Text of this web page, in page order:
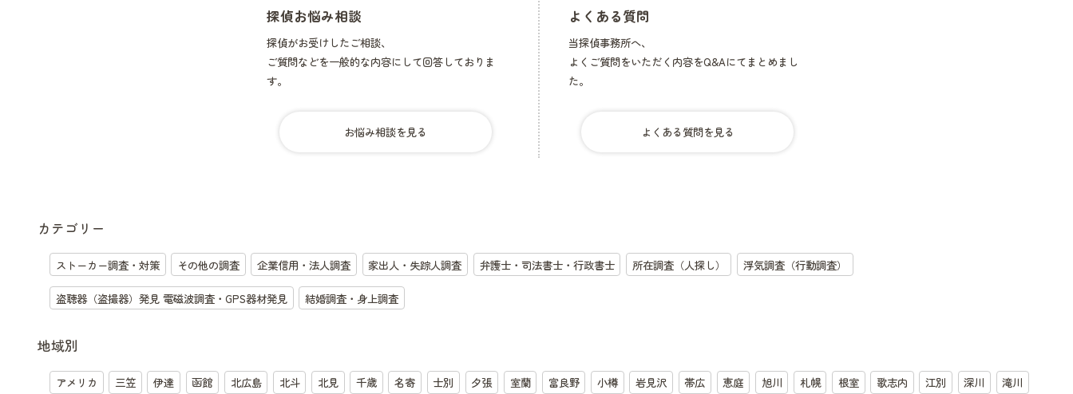
在
探偵お悩み相談
探偵がお受けしたご相談、
ご質問などを一般的な内容にして回答しておりま
す。
お悩み相談を見る
よくある質問
当探偵事務所へ、
よくご質問をいただく内容をQ&Aにてまとめまし
た。
よくある質問を見る
カテゴリー
ストーカー調査・対策 その他の調査 企業信用・法人調査 家出人・失踪人調査 弁護士・司法書士・行政書士 所在調査（人探し） 浮気調査（行動調査）
盗聴器（盗撮器）発見 電磁波調査・GPS器材発見 結婚調査・身上調査
地域別
アメリカ 三笠 伊達 函館 北広島 北斗 北見 千歳 名寄 士別 夕張 室蘭 富良野 小樽 岩見沢 帯広 恵庭 旭川 札幌 根室 歌志内 江別 深川 滝川